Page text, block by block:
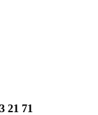
21 71